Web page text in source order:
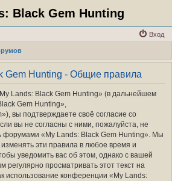
Black Gem Hunting
Вход
Gem Hunting - Общие правила
Lands: Black Gem Hunting» (в дальнейшем
Gem Hunting»,
вы подтверждаете своё согласие со
вы не согласны с ними, пожалуйста, не
форумами «My Lands: Black Gem Hunting». Мы
эти правила в любое время и
уведомить вас об этом, однако с вашей
просматривать этот текст на
использование конференции «My Lands: